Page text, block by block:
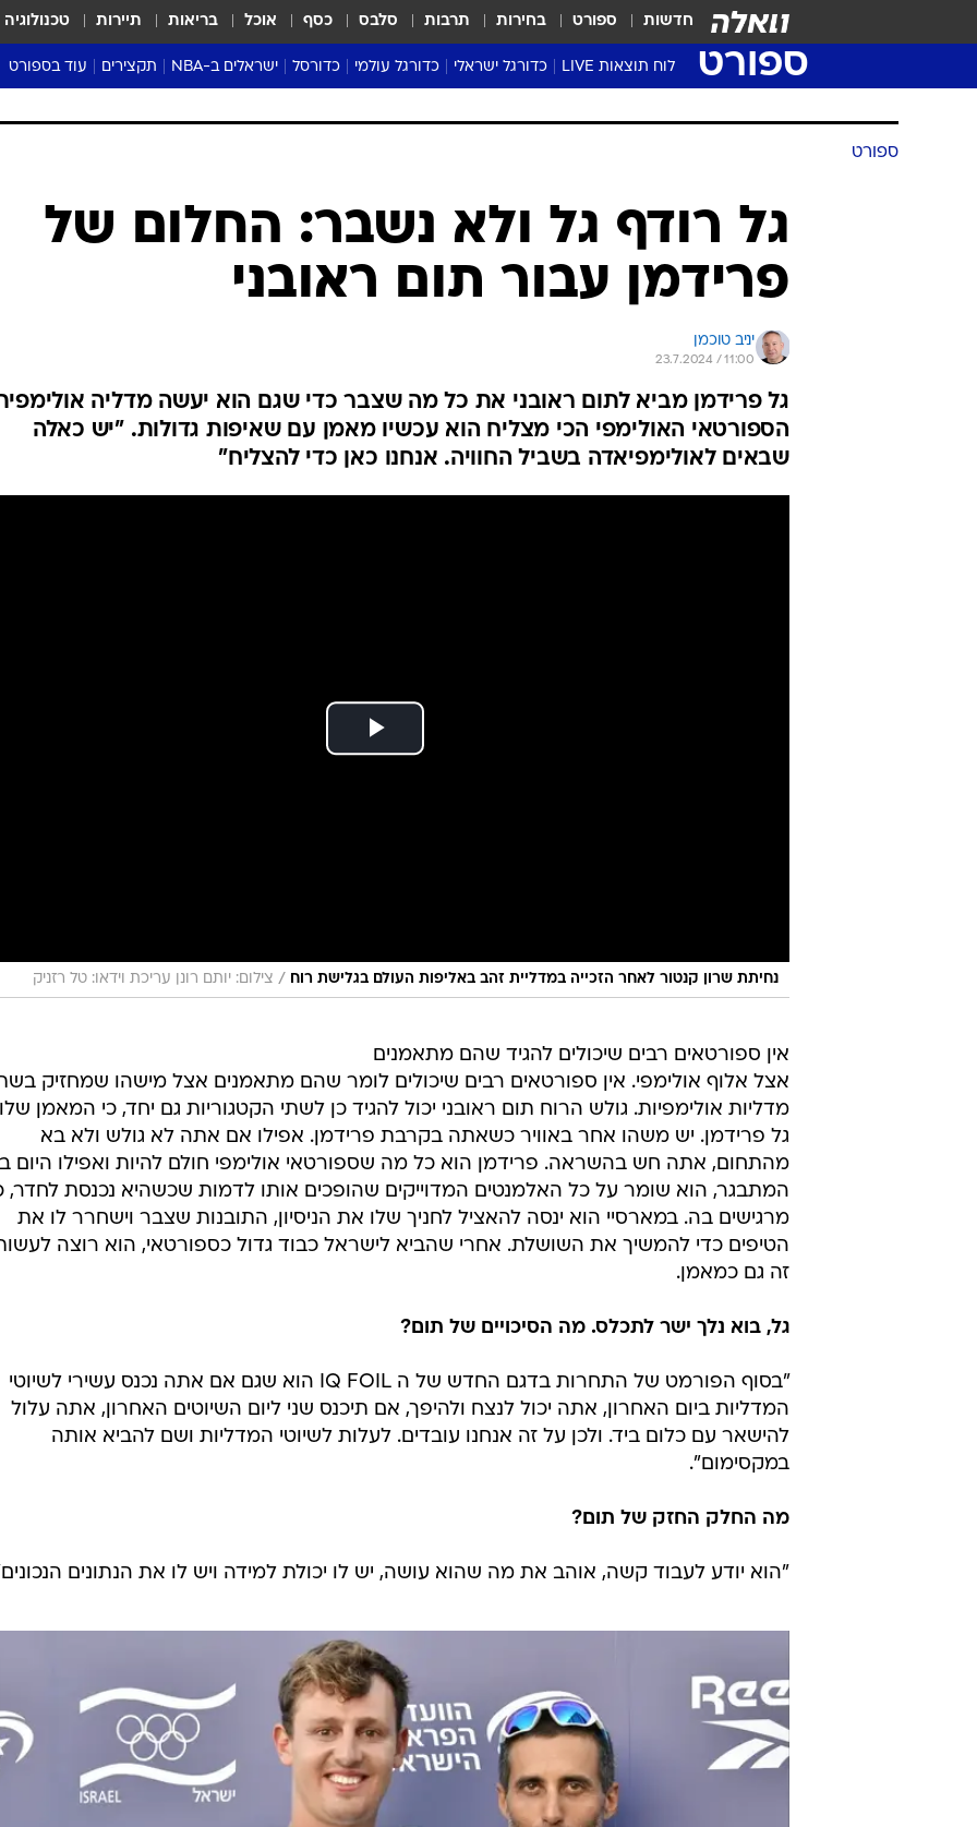
חדשות ספורט בחירות תרבות סלבס כסף אוכל בריאות תיירות טכנולוגיה
ספורט לוח תוצאות LIVE כדורגל ישראלי
גביע הטוטו
שגרירים
נבחרות ישראל
ליגה לאומית
כדורגל עולמי
ליגה צרפתית
ליגת האלופות
הליגה האירופית
כדורסל
נבחרות ישראל בכדורסל
כדורסל נשים
ישראלים ב-NBA תקצירים עוד בספורט
פודקאסטים
מסכמים
טראש טוק
ספורט
ענפים נוספים
ספורט
גל רודף גל ולא נשבר: החלום של
פרידמן עבור תום ראובני
יניב טוכמן
23.7.2024 / 11:00
גל פרידמן מביא לתום ראובני את כל מה שצבר כדי שגם הוא יעשה מדליה
הספורטאי האולימפי הכי מצליח הוא עכשיו מאמן עם שאיפות גדולות. "יש כאלה
שבאים לאולימפיאדה בשביל החוויה. אנחנו כאן כדי להצליח"
נחיתת שרון קנטור לאחר הזכייה במדליית זהב באליפות העולם בגלישת רוח / צילום: יותם רונן עריכת וידאו: טל רזניק
אין ספורטאים רבים שיכולים להגיד שהם מתאמנים
אצל אלוף אולימפי. אין ספורטאים רבים שיכולים לומר שהם מתאמנים אצל מישהו שמחזיק
מדליות אולימפיות. גולש הרוח תום ראובני יכול להגיד כן לשתי הקטגוריות גם יחד, כי המאמן
גל פרידמן. יש משהו אחר באוויר כשאתה בקרבת פרידמן. אפילו אם אתה לא גולש ולא בא
מהתחום, אתה חש בהשראה. פרידמן הוא כל מה שספורטאי אולימפי חולם להיות ואפילו היום
המתבגר, הוא שומר על כל האלמנטים המדוייקים שהופכים אותו לדמות שכשהיא נכנסת לחדר,
מרגישים בה. במארסיי הוא ינסה להאציל לחניך שלו את הניסיון, התובנות שצבר וישחרר לו את
הטיפים כדי להמשיך את השושלת. אחרי שהביא לישראל כבוד גדול כספורטאי, הוא רוצה
זה גם כמאמן.
גל, בוא נלך ישר לתכלס. מה הסיכויים של תום?
"בסוף הפורמט של התחרות בדגם החדש של ה IQ FOIL הוא שגם אם אתה נכנס עשירי לשיוטי
המדליות ביום האחרון, אתה יכול לנצח ולהיפך, אם תיכנס שני ליום השיוטים האחרון, אתה עלול
להישאר עם כלום ביד. ולכן על זה אנחנו עובדים. לעלות לשיוטי המדליות ושם להביא אותה
במקסימום".
מה החלק החזק של תום?
"הוא יודע לעבוד קשה, אוהב את מה שהוא עושה, יש לו יכולת למידה ויש לו את הנתונים